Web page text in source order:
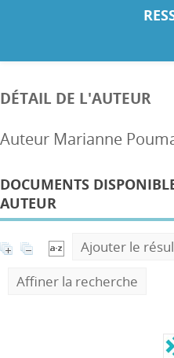
DÉTAIL DE L'AUTEUR
Auteur Marianne
DOCUMENTS
AUTEUR
Ajouter le
Affiner la recherche